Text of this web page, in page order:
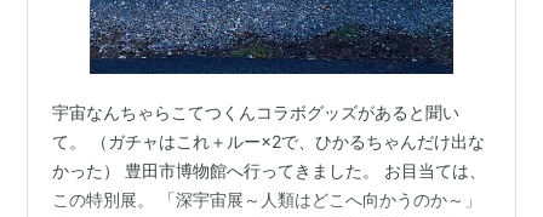
宇宙なんちゃらこてつくんコラボグッズがあると聞い
て。 （ガチャはこれ＋ルー×2で、ひかるちゃんだけ出な
かった） 豊田市博物館へ行ってきました。 お目当ては、
この特別展。 「深宇宙展～人類はどこへ向かうのか～」